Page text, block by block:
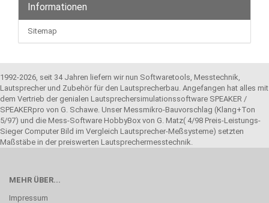
Informationen
Sitemap
1992-2026, seit 34 Jahren liefern wir nun Softwaretools, Messtechnik,
Lautsprecher und Zubehör für den Lautsprecherbau. Angefangen hat alles mit
dem Vertrieb der genialen Lautsprechersimulationssoftware SPEAKER /
SPEAKERpro von G. Schawe. Unser Messmikro-Bauvorschlag (Klang+Ton
5/97) und die Mess-Software HobbyBox von G. Matz( 4/98 Preis-Leistungs-
Sieger Computer Bild im Vergleich Lautsprecher-Meßsysteme) setzten
Maßstäbe in der preiswerten Lautsprechermesstechnik.
MEHR ÜBER...
Impressum